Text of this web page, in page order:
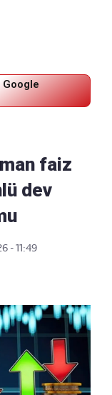
faiz
dev
- 11:49